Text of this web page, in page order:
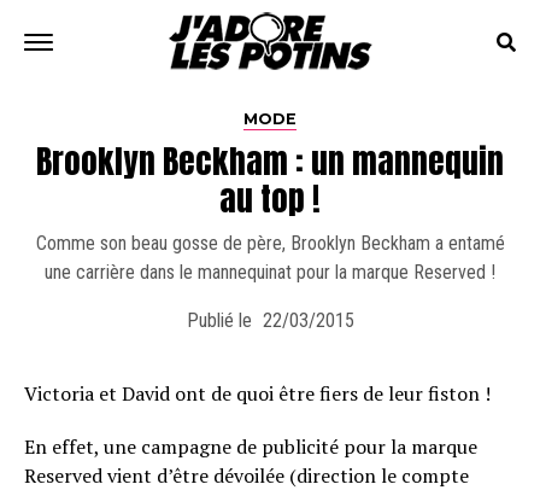
MODE
Brooklyn Beckham : un mannequin
au top !
Comme son beau gosse de père, Brooklyn Beckham a entamé
une carrière dans le mannequinat pour la marque Reserved !
Publié le 22/03/2015
Victoria et David ont de quoi être fiers de leur fiston !
En effet, une campagne de publicité pour la marque
Reserved vient d’être dévoilée (direction le compte